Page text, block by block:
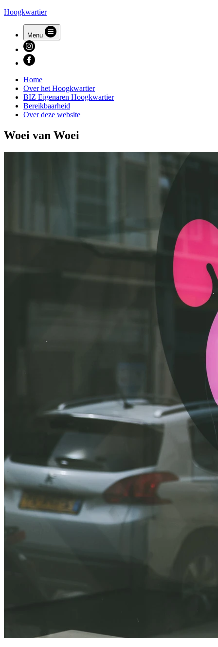
Hoogkwartier
Menu
Home
Over het Hoogkwartier
BIZ Eigenaren Hoogkwartier
Bereikbaarheid
Over deze website
Woei van Woei